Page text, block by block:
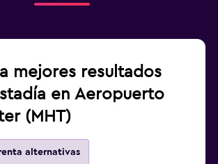
mejores resultados
en Aeropuerto
(MHT)
alternativas